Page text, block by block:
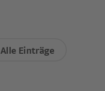
Alle Einträge